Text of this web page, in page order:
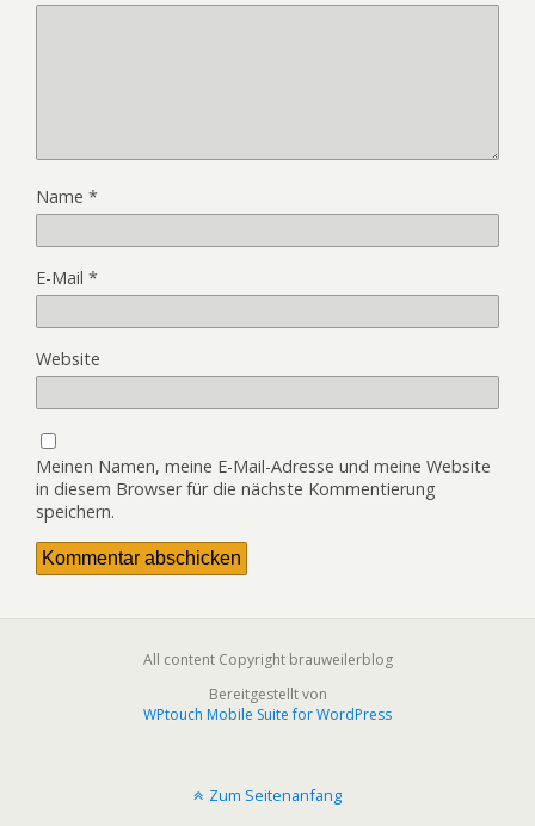
Name *
E-Mail *
Website
Meinen Namen, meine E-Mail-Adresse und meine Website
in diesem Browser für die nächste Kommentierung
speichern.
All content Copyright brauweilerblog
Bereitgestellt von
WPtouch Mobile Suite for WordPress
Zum Seitenanfang